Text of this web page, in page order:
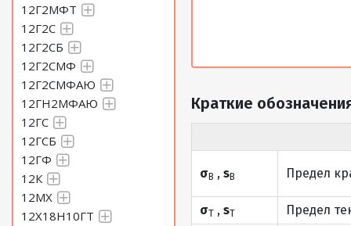
12Г2МФТ
12Г2С
12Г2СБ
12Г2СМФ
12Г2СМФАЮ
12ГН2МФАЮ
12ГС
12ГСБ
12ГФ
12К
12МХ
12Х18Н10ГТ
Краткие
σВ ,sВ Предел
σТ ,sТ Предел